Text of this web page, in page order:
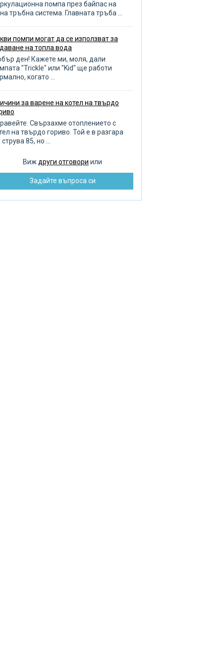
за помпа
кръгове
на отоплителен котел
на градината
кърпа
за избор на тръби
на тръби
с тръбопровода
на водата
на помпата
помпа през байпас на
тръбна система. Главната тръба ...
помпи могат да се използват за
на топла вода
ден! Кажете ми, моля, дали
"Trickle" или "Kid" ще работи
когато ...
за варене на котел на твърдо
Свързахме отоплението с
на твърдо гориво. Той е в разгара
струва 85, но ...
Виж други отговори или
Задайте въпроса си